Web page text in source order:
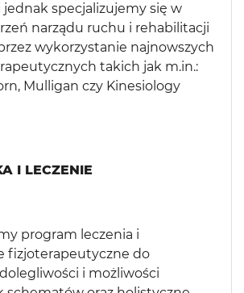
jednak specjalizujemy się w
narządu ruchu i rehabilitacji
wykorzystanie najnowszych
takich jak m.in.:
Mulligan czy Kinesiology
I LECZENIE
program leczenia i
fizjoterapeutyczne do
i możliwości